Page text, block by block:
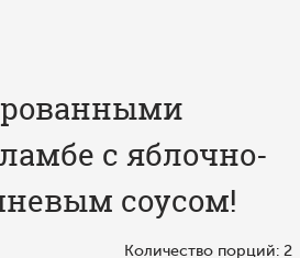
с яблочно-
соусом!
Количество порций: 2